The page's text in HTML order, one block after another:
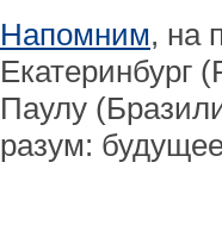
Напомним, на
Паулу
разум: